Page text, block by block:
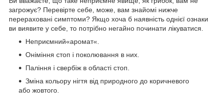
загрожує? Перевірте себе, може, вам знайомі нижче
перераховані симптоми? Якщо хоча б наявність однієї ознаки
ви виявите у себе, то потрібно негайно починати лікуватися.
Неприємний«аромат«.
Оніміння стоп і поколювання в них.
Паління і свербіж в області стоп.
Зміна кольору нігтя від природного до коричневого
або жовтого.